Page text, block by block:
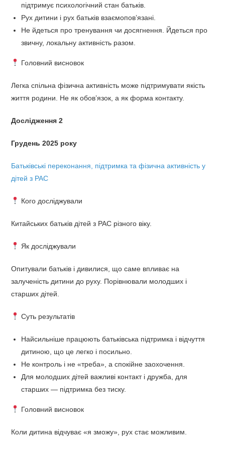
підтримує психологічний стан батьків.
Рух дитини і рух батьків взаємопов’язані.
Не йдеться про тренування чи досягнення. Йдеться про
звичну, локальну активність разом.
Головний висновок
Легка спільна фізична активність може підтримувати якість
життя родини. Не як обов’язок, а як форма контакту.
Дослідження 2
Грудень 2025 року
Батьківські переконання, підтримка та фізична активність у
дітей з РАС
Кого досліджували
Китайських батьків дітей з РАС різного віку.
Як досліджували
Опитували батьків і дивилися, що саме впливає на
залученість дитини до руху. Порівнювали молодших і
старших дітей.
Суть результатів
Найсильніше працюють батьківська підтримка і відчуття
дитиною, що це легко і посильно.
Не контроль і не «треба», а спокійне заохочення.
Для молодших дітей важливі контакт і дружба, для
старших — підтримка без тиску.
Головний висновок
Коли дитина відчуває «я зможу», рух стає можливим.